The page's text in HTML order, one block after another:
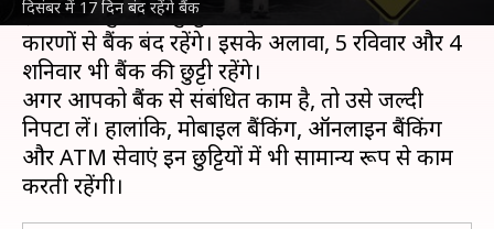
दिसंबर में 17 दिन बंद रहेंगे बैंक
इस दौरान कुल 17 छुट्टियां होंगी, जिनमें 8 दिन विभिन्न
कारणों से बैंक बंद रहेंगे। इसके अलावा, 5 रविवार और 4
शनिवार भी बैंक की छुट्टी रहेंगे।
अगर आपको बैंक से संबंधित काम है, तो उसे जल्दी
निपटा लें। हालांकि, मोबाइल बैंकिंग, ऑनलाइन बैंकिंग
और ATM सेवाएं इन छुट्टियों में भी सामान्य रूप से काम